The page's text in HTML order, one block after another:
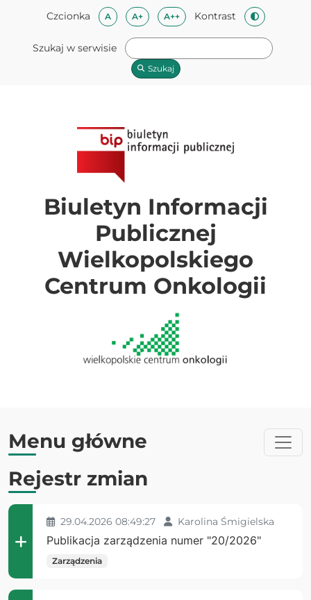
Przeskocz do treści
Mapa strony
Przeskocz do stopki
Czcionka ACzcionka domyślna
A+Czcionka średnia
A++Czcionka duża
Kontrast
Zmień
Szukaj w serwisie
Szukaj
Biuletyn Informacji
Publicznej
Wielkopolskiego
Centrum Onkologii
Menu główne
Rejestr zmian
29.04.2026 08:49:27 Karolina Śmigielska
Publikacja zarządzenia numer "20/2026"
Zarządzenia